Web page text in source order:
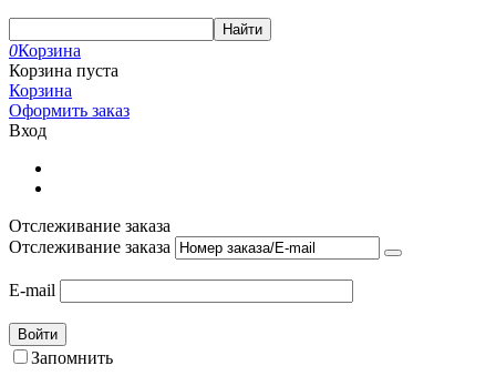
Найти
0Корзина
Корзина пуста
Корзина
Оформить заказ
Вход
Отслеживание заказа
Отслеживание заказа
E-mail
Войти
Запомнить